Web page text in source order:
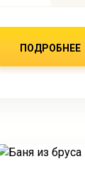
ПОДРОБНЕЕ